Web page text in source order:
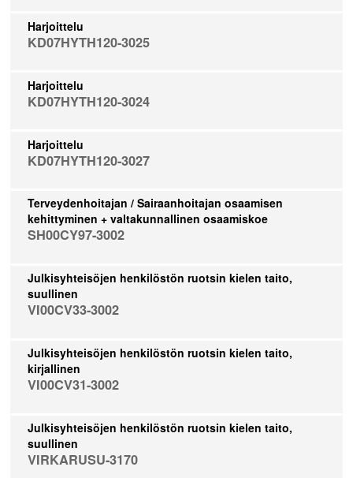
Harjoittelu
KD07HYTH120-3025
Harjoittelu
KD07HYTH120-3024
Harjoittelu
KD07HYTH120-3027
Terveydenhoitajan / Sairaanhoitajan osaamisen
kehittyminen + valtakunnallinen osaamiskoe
SH00CY97-3002
Julkisyhteisöjen henkilöstön ruotsin kielen taito,
suullinen
VI00CV33-3002
Julkisyhteisöjen henkilöstön ruotsin kielen taito,
kirjallinen
VI00CV31-3002
Julkisyhteisöjen henkilöstön ruotsin kielen taito,
suullinen
VIRKARUSU-3170